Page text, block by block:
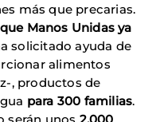
más que precarias.
Manos Unidas ya
solicitado ayuda de
alimentos
, productos de
para 300 familias.
serán unos 2.000